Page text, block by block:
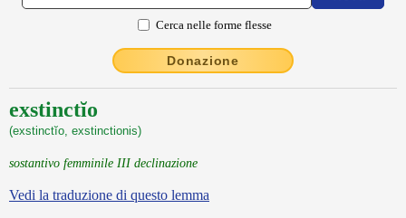
Cerca nelle forme flesse
Donazione
exstinctĭo
(exstinctĭo, exstinctionis)
sostantivo femminile III declinazione
Vedi la traduzione di questo lemma